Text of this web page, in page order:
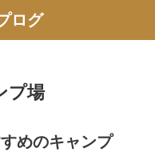
ログ
プ場
めのキャンプ